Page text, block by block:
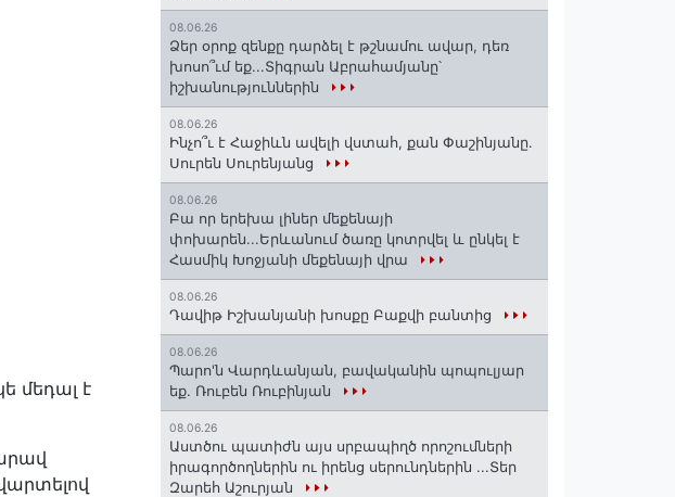
մեդալ է
08.06.26
Ձեր օրոք զենքը դարձել է թշնամու ավար, դեռ
խոսո՞ւմ եք...Տիգրան Աբրահամյանը՝
իշխանություններին
08.06.26
Ինչո՞ւ է Հաջիևն ավելի վստահ, քան Փաշինյանը․
Սուրեն Սուրենյանց
08.06.26
Բա որ երեխա լիներ մեքենայի
փոխարեն...Երևանում ծառը կոտրվել և ընկել է
Հասմիկ Խոջյանի մեքենայի վրա
08.06.26
Դավիթ Իշխանյանի խոսքը Բաքվի բանտից
08.06.26
Պարո'ն Վարդևանյան, բավականին պոպուլյար
եք. Ռուբեն Ռուբինյան
08.06.26
Աստծու պատիժն այս սրբապիղծ որոշումների
իրագործողներին ու իրենց սերունդներին ...Տեր
Զարեհ Աշուրյան